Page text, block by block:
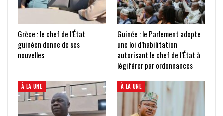
Grèce : le chef de l’État
guinéen donne de ses
nouvelles
Guinée : le Parlement adopte
une loi d’habilitation
autorisant le chef de l’État à
légiférer par ordonnances
À LA UNE À LA UNE